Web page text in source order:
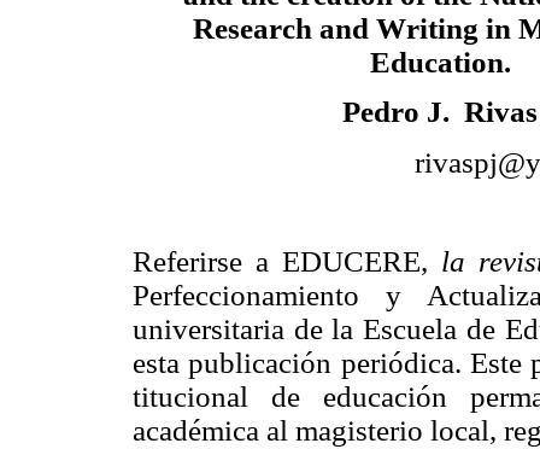
Research and Writing in
Education.
Pedro J. Rivas
Referirse a EDUCERE, la
Perfeccionamiento y
universitaria de la Escuela de
esta publicación periódica. Este
titucional de educación
académica al magisterio local,